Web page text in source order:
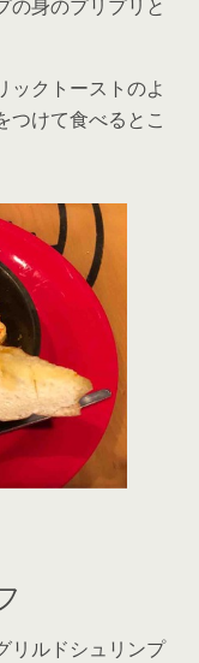
の身のプリプリと
ックトーストのよ
つけて食べるとこ
リルドシュリンプ